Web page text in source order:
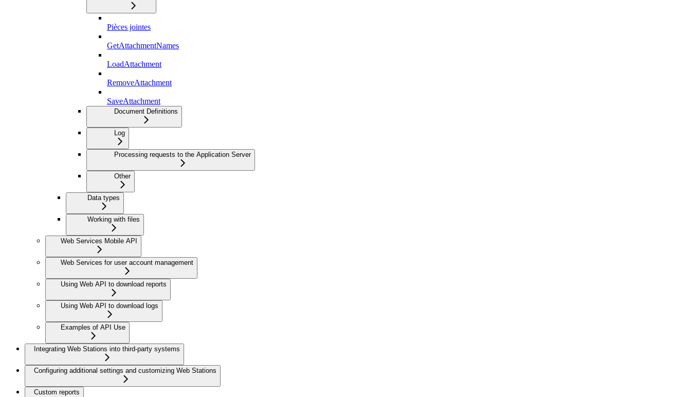
Pièces jointes
GetAttachmentNames
LoadAttachment
RemoveAttachment
SaveAttachment
Document Definitions
Log
Processing requests to the Application Server
Other
Data types
Working with files
Web Services Mobile API
Web Services for user account management
Using Web API to download reports
Using Web API to download logs
Examples of API Use
Integrating Web Stations into third-party systems
Configuring additional settings and customizing Web Stations
Custom reports